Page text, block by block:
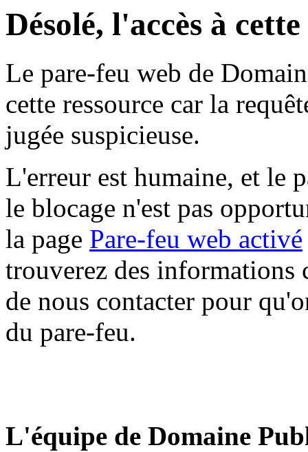
Désolé, l'accès à
Le pare-feu web de
cette ressource car la
jugée suspicieuse.
L'erreur est humaine, et le
le blocage n'est pas
la page Pare-feu web activé
trouverez des informations
de nous contacter pour
du pare-feu.
L'équipe de Domaine